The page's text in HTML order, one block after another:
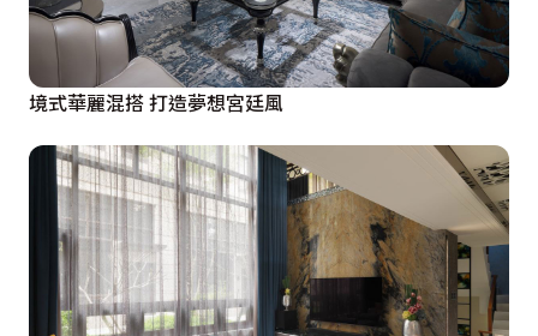
境式華麗混搭 打造夢想宮廷風